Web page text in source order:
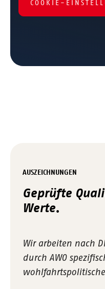
COOKIE-
AUSZEICHNUNGEN
Geprüfte
Werte.
Wir arbeiten nach
durch AWO